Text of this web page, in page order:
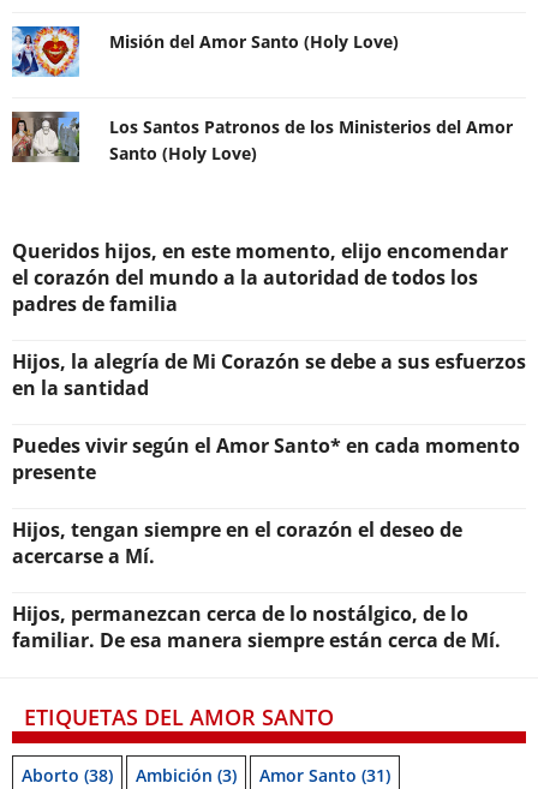
Misión del Amor Santo (Holy Love)
Los Santos Patronos de los Ministerios del Amor
Santo (Holy Love)
Queridos hijos, en este momento, elijo encomendar
el corazón del mundo a la autoridad de todos los
padres de familia
Hijos, la alegría de Mi Corazón se debe a sus esfuerzos
en la santidad
Puedes vivir según el Amor Santo* en cada momento
presente
Hijos, tengan siempre en el corazón el deseo de
acercarse a Mí.
Hijos, permanezcan cerca de lo nostálgico, de lo
familiar. De esa manera siempre están cerca de Mí.
ETIQUETAS DEL AMOR SANTO
Aborto (38) Ambición (3) Amor Santo (31)